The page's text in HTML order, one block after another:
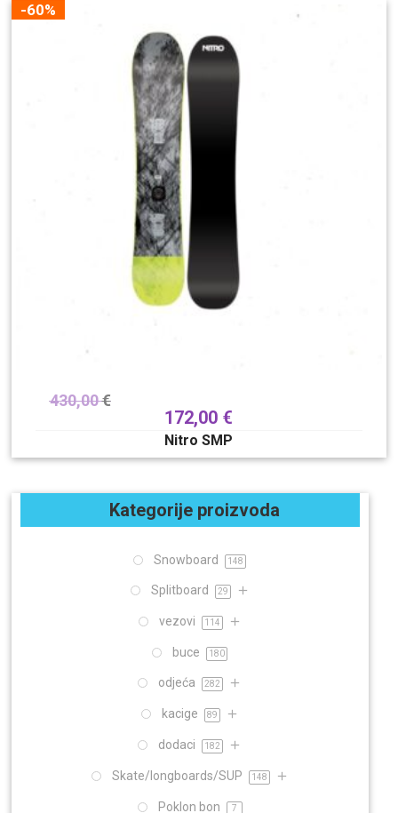
-60%
430,00€
172,00 €
Nitro SMP
Kategorije proizvoda
Snowboard 148
Splitboard 29
vezovi 114
buce 180
odjeća 282
kacige 89
dodaci 182
Skate/longboards/SUP 148
Poklon bon 7